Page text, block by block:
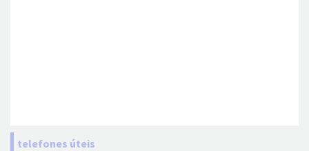
telefones úteis